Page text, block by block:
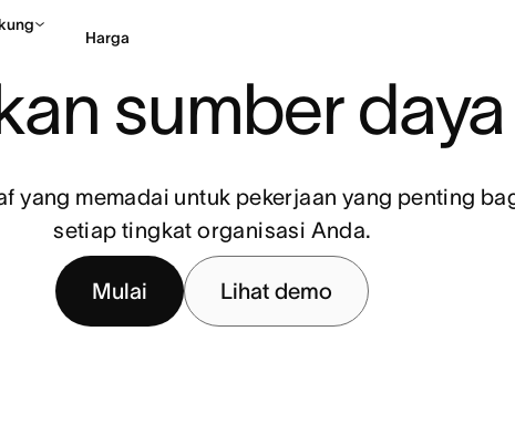
Harga
Hubungi penjualan Lihat demo
sumber
yang memadai untuk pekerjaan yang penting
setiap tingkat organisasi Anda.
Mulai Lihat demo